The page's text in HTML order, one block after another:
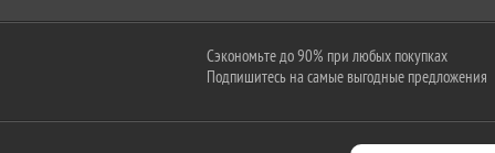
Сэкономьте до 90% при любых покупках
Подпишитесь на самые выгодные предложения